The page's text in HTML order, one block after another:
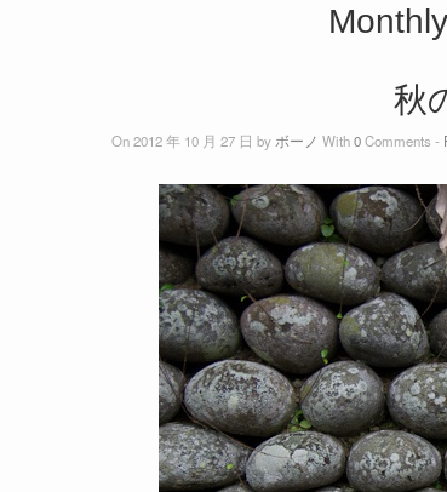
秋
On 2012 年 10 月 27 日 by ボーノ With0Comments -